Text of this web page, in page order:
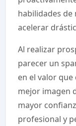
habilidades de
acelerar
Al realizar
parecer un
en el valor
mejor imagen
mayor
profesional y